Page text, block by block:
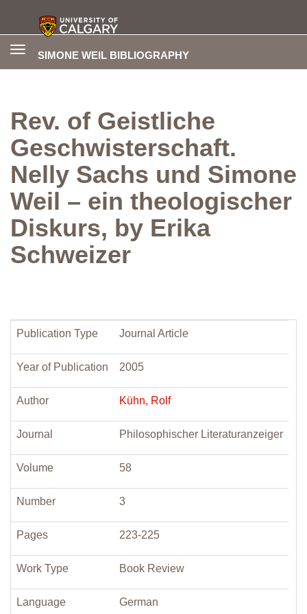
SIMONE WEIL BIBLIOGRAPHY
Toggle
Rev. of Geistliche
Geschwisterschaft.
Nelly Sachs und Simone
Weil – ein theologischer
Diskurs, by Erika
Schweizer
Publication Type Journal Article
Year of Publication 2005
Author Kühn, Rolf
Journal Philosophischer Literaturanzeiger
Volume 58
Number 3
Pages 223-225
Work Type Book Review
Language German